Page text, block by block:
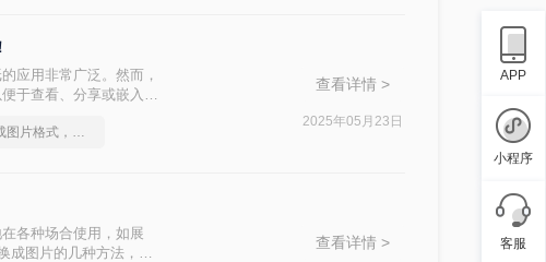
应用非常广泛。然而，
于查看、分享或嵌入到
如何将cad转成图片格式，分享一种简单的方法
查看详情 >
2025年05月23日
各种场合使用，如展
成图片的几种方法，帮
查看详情 >
APP
小程序
客服